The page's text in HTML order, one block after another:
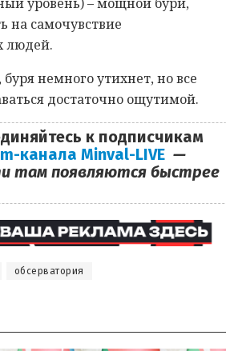
на самочувствие
людей.
немного утихнет, но все
достаточно ощутимой.
к подписчикам
канала Minval-LIVE —
там появляются быстрее
обсерватория